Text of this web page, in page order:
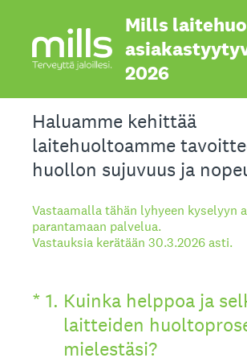
Mills
2026
Haluamme kehittää
laitehuoltoamme
huollon sujuvuus ja
Vastaamalla tähän lyhyeen kyselyyn
parantamaan palvelua.
Vastauksia kerätään 30.3.2026 asti.
* 1. Kuinka helppoa ja
laitteiden
mielestäsi?
(Pakollinen tieto.)